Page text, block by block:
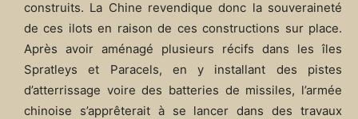
construits. La Chine revendique donc la souveraineté
de ces ilots en raison de ces constructions sur place.
Après avoir aménagé plusieurs récifs dans les îles
Spratleys et Paracels, en y installant des pistes
d’atterrissage voire des batteries de missiles, l’armée
chinoise s’apprêterait à se lancer dans des travaux